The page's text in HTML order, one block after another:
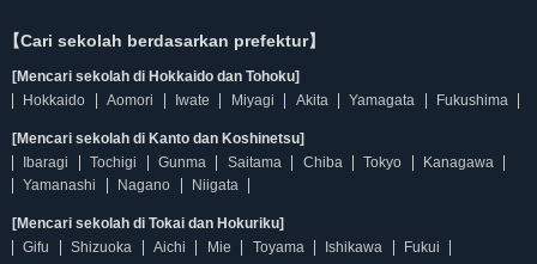
【Cari sekolah berdasarkan prefektur】
[Mencari sekolah di Hokkaido dan Tohoku]
Hokkaido
Aomori Iwate Miyagi Akita Yamagata Fukushima
[Mencari sekolah di Kanto dan Koshinetsu]
Ibaragi
Tochigi Gunma Saitama Chiba Tokyo
Kanagawa
Yamanashi
Nagano Niigata
[Mencari sekolah di Tokai dan Hokuriku]
Gifu
Shizuoka Aichi Mie Toyama Ishikawa Fukui